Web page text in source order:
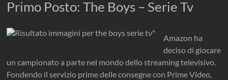
Primo Posto: The Boys – Serie Tv
Amazon ha
deciso di giocare
un campionato a parte nel mondo dello streaming televisivo.
Fondendo il servizio prime delle consegne con Prime Video,